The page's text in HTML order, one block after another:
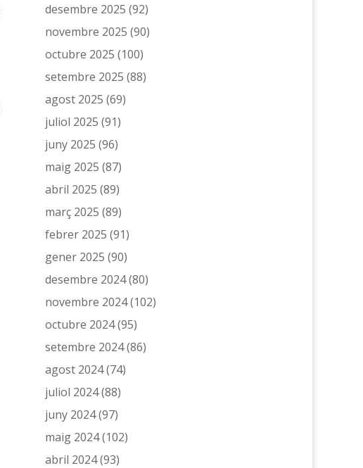
desembre 2025 (92)
novembre 2025 (90)
octubre 2025 (100)
setembre 2025 (88)
agost 2025 (69)
juliol 2025 (91)
juny 2025 (96)
maig 2025 (87)
abril 2025 (89)
març 2025 (89)
febrer 2025 (91)
gener 2025 (90)
desembre 2024(80)
novembre 2024(102)
octubre 2024(95)
setembre 2024(86)
agost 2024(74)
juliol 2024(88)
juny 2024(97)
maig 2024(102)
abril 2024(93)